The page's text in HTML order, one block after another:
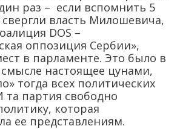
раз – если вспомнить 5
свергли власть Милошевича,
DOS –
оппозиция Сербии»,
в парламенте. Это было в
настоящее цунами,
тогда всех политических
та партия свободно
которая
ее представлениям.